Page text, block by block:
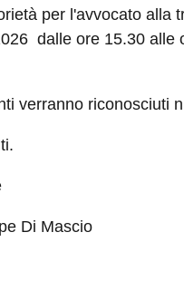
per l'avvocato alla
dalle ore 15.30
verranno riconosciuti
Di Mascio